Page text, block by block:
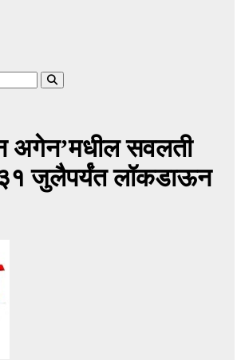
अगेन’मधील सवलती
जुलैपर्यंत लॉकडाऊन